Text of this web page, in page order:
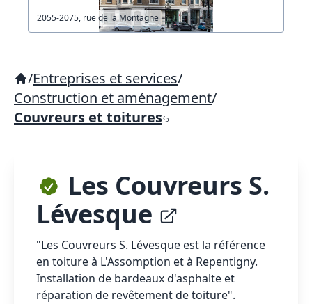
2055-2075, rue de la Montagne
/Entreprises et services/
Construction et aménagement/
Couvreurs et toitures
Les Couvreurs S.
Lévesque
"Les Couvreurs S. Lévesque est la référence
en toiture à L'Assomption et à Repentigny.
Installation de bardeaux d'asphalte et
réparation de revêtement de toiture".